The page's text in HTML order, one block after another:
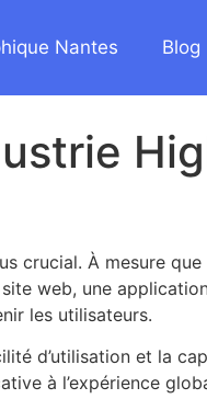
Nantes Blog
crucial. À mesure
web, une
les utilisateurs.
d’utilisation et la
à l’expérience